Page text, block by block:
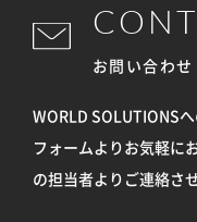
お問い合わせ
WORLD SOLUTIONS
フォームよりお気軽に
の担当者よりご連絡さ